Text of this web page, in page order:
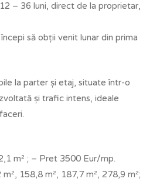
– 36 luni, direct de la proprietar,
să obții venit lunar din prima
la parter și etaj, situate într-o
și trafic intens, ideale
m² ; – Pret 3500 Eur/mp.
158,8 m², 187,7 m², 278,9 m²;